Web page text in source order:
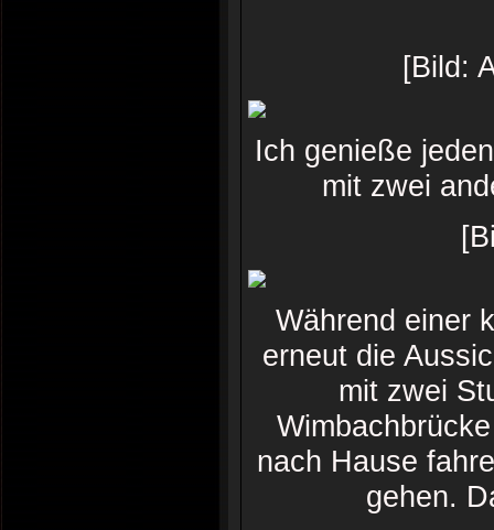
[Bild:
Ich genieße
mit zwei
Während einer
erneut die
mit zwei
nach Hause
gehen.